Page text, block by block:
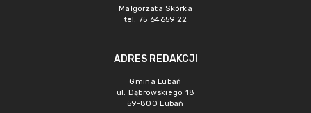
Małgorzata Skórka
tel. 75 64659 22
ADRES REDAKCJI
Gmina Lubań
ul. Dąbrowskiego 18
59-800 Lubań